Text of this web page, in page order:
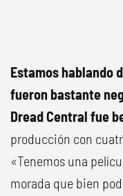
Estamos hablando
fueron bastante
Dread Central fue
producción con
«Tenemos una
morada que bien